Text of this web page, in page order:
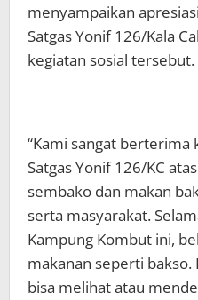
menyampaikan
Satgas Yonif 126/Kala
kegiatan sosial tersebut.
“Kami sangat berterima
Satgas Yonif 126/KC
sembako dan makan
serta masyarakat.
Kampung Kombut ini,
makanan seperti bakso.
bisa melihat atau